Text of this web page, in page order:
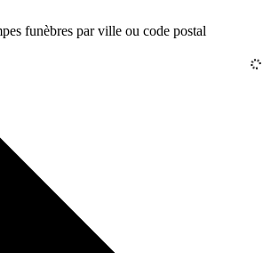
funèbres par ville ou code postal